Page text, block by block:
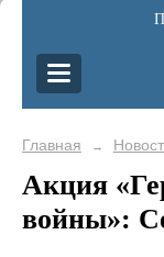
Главная →
Акция
войны»: